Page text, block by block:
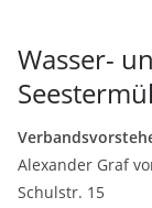
Wasser-
Alexander Graf
Schulstr. 15